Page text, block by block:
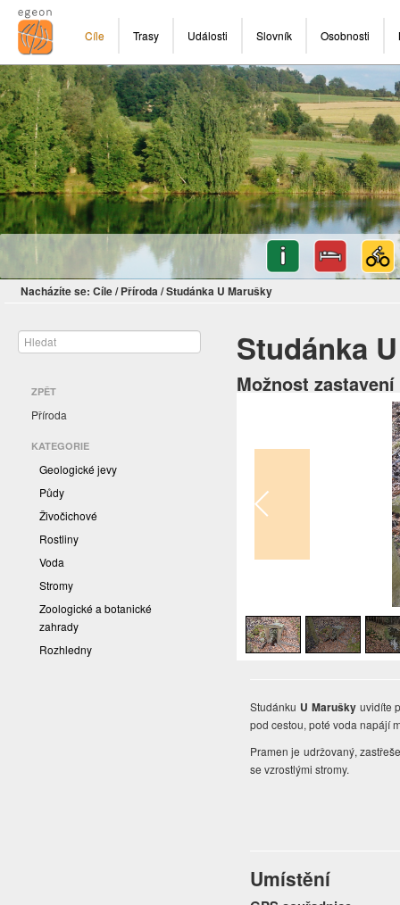
Cíle Trasy Události Slovník Osobnosti
Nacházíte se: Cíle/ Příroda/Studánka U Marušky
ZPĚT
Příroda
KATEGORIE
Geologické jevy
Půdy
Živočichové
Rostliny
Voda
Stromy
Zoologické a botanické
zahrady
Rozhledny
Studánka
Možnost
Studánku U Maruškyuvidíte
pod cestou, poté voda napájí
Pramen je udržovaný,
se vzrostlými stromy.
Umístění